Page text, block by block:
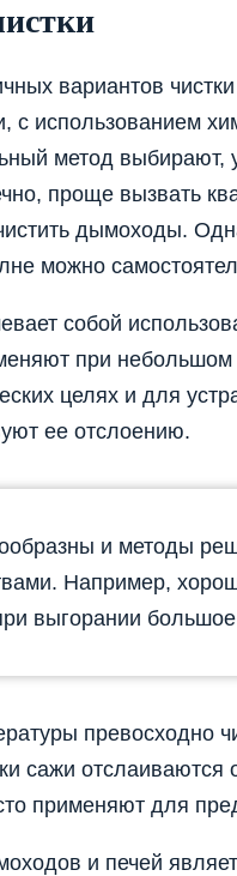
вариантов
с использованием
метод выбирают,
проще вызвать
дымоходы.
можно
собой
при небольшом
целях и для
ее отслоению.
и методы
Например,
выгорании большое
превосходно
сажи отслаиваются
применяют для
и печей